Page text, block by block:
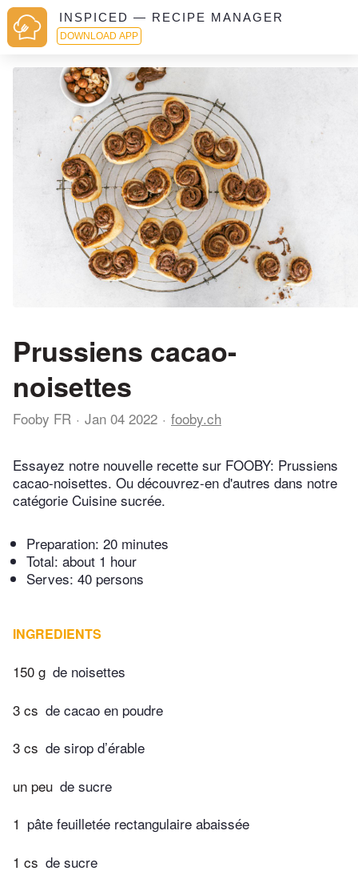
INSPICED — RECIPE MANAGER
DOWNLOAD APP
Prussiens cacao-
noisettes
Fooby FR Jan 04 2022 fooby.ch
Essayez notre nouvelle recette sur FOOBY: Prussiens
cacao-noisettes. Ou découvrez-en d'autres dans notre
catégorie Cuisine sucrée.
Preparation: 20 minutes
Total: about 1 hour
Serves: 40 persons
INGREDIENTS
150 g de noisettes
3 cs de cacao en poudre
3 cs de sirop d’érable
un peu de sucre
1 pâte feuilletée rectangulaire abaissée
1 cs de sucre